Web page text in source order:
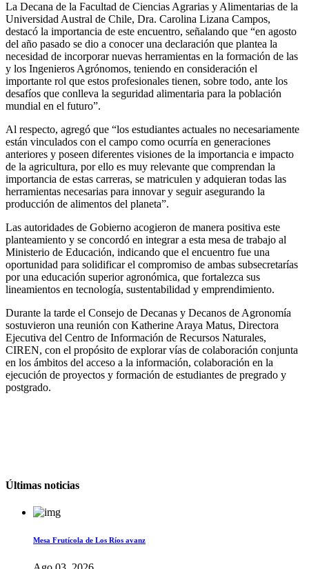
La Decana de la Facultad de Ciencias Agrarias y Alimentarias de la
Universidad Austral de Chile, Dra. Carolina Lizana Campos,
destacó la importancia de este encuentro, señalando que “en agosto
del año pasado se dio a conocer una declaración que plantea la
necesidad de incorporar nuevas herramientas en la formación de las
y los Ingenieros Agrónomos, teniendo en consideración el
importante rol que estos profesionales tienen, sobre todo, ante los
desafíos que conlleva la seguridad alimentaria para la población
mundial en el futuro”.
Al respecto, agregó que “los estudiantes actuales no necesariamente
están vinculados con el campo como ocurría en generaciones
anteriores y poseen diferentes visiones de la importancia e impacto
de la agricultura, por ello es muy relevante que comprendan la
importancia de estas carreras, se matriculen y adquieran todas las
herramientas necesarias para innovar y seguir asegurando la
producción de alimentos del planeta”.
Las autoridades de Gobierno acogieron de manera positiva este
planteamiento y se concordó en integrar a esta mesa de trabajo al
Ministerio de Educación, indicando que el encuentro fue una
oportunidad para solidificar el compromiso de ambas subsecretarías
por una educación superior agronómica, que fortalezca sus
lineamientos en tecnología, sustentabilidad y emprendimiento.
Durante la tarde el Consejo de Decanas y Decanos de Agronomía
sostuvieron una reunión con Katherine Araya Matus, Directora
Ejecutiva del Centro de Información de Recursos Naturales,
CIREN, con el propósito de explorar vías de colaboración conjunta
en los ámbitos del acceso a la información, colaboración en la
ejecución de proyectos y formación de estudiantes de pregrado y
postgrado.
Últimas noticias
Mesa Frutícola de Los Ríos avanz